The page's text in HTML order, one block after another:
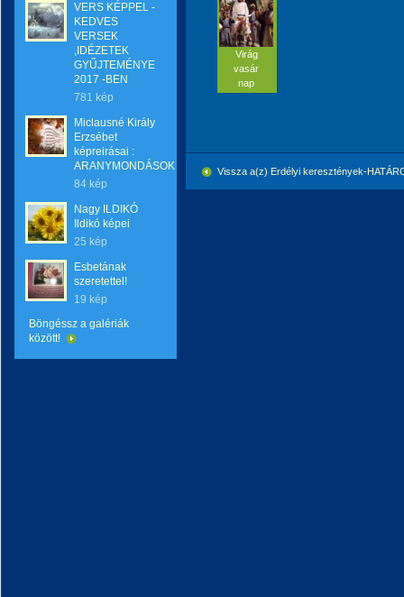
VERS KÉPPEL -
KEDVES
VERSEK
,IDÉZETEK
GYŰJTEMÉNYE
2017 -BEN
781 kép
Miclausné Király
Erzsébet
képreirásai :
ARANYMONDÁSOK
84 kép
Nagy ILDIKÓ
Ildikó képei
25 kép
Esbetának
szeretettel!
19 kép
Böngéssz a galériák
között!
Virág
vasár
nap
Vissza a(z) Erdélyi keresztények-